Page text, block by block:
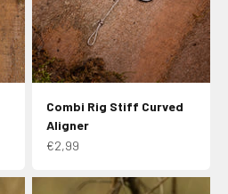
Combi Rig Stiff Curved
Aligner
Aanbiedingsprijs
€2,99